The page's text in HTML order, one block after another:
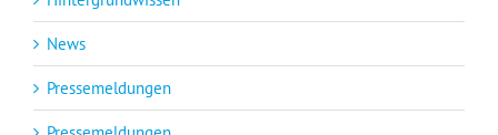
News
Pressemeldungen